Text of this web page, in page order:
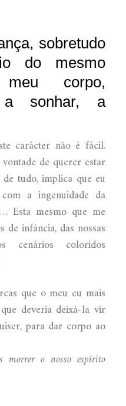
sobretudo
do mesmo
corpo,
a sonhar, a
carácter não é fácil.
de querer estar
tudo, implica que eu
a ingenuidade da
Esta mesmo que me
de infância, das nossas
cenários coloridos
que o meu eu mais
deveria deixá-la vir
para dar corpo ao
morrer o nosso espírito